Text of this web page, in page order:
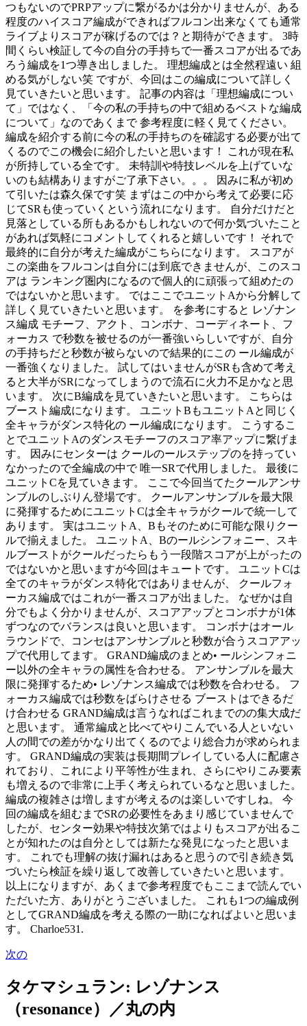
つもないのでPRPアップに繋がるかは分かりませんが、ある
程度のハイスコア編成ができればフルコン出来なくても通常
ライブよりスコアが稼げるのでは？と期待ができます。 3時
間くらい検証して今の自分の手持ちで一番スコアが出るであ
ろう編成を1つ導き出しました。 理想編成とは全然程遠い 組
める気がしない笑 ですが、今回はこの編成について詳しく
見ていきたいと思います。 記事の内容は「理想編成につい
て」ではなく、「今の私の手持ちの中で組めるベストな編成
について」なのであくまで 参考程度に軽く見てください。
編成を紹介する前に今の私の手持ちのを確認する必要が出て
くるのでこの機会に紹介したいと思います！ これが現在私
が所持している全です。 未特訓や特技レベルを上げていな
いのも結構ありますがご了承下さい。。。 因みに私が初め
て引いたは森久保です笑 まずはこの中から考えて必要に応
じてSRも使っていくという流れになります。 自分だけだと
見落としている所もあるかもしれないので何か気づいたこと
があれば気軽にコメントしてくれると嬉しいです！ それで
最終的に自分が考えた編成がこちらになります。 スコアが
この楽曲をフルコンは自分には到底できませんが、このスコ
アは ランキング圏内になるので個人的に頑張って組めたの
ではないかと思います。 ではここでユニットAから分解して
詳しく見ていきたいと思います。 を参考にすると レゾナン
ス編成 モチーフ、アクト、コンボナ、コーディネート、フ
ォーカス で秒数を被せるのが一番強いらしいですが、自分
の手持ちだと秒数が被らないので結果的にこの ール編成が
一番強くなりました。 試してはいませんがSRも含めて考え
ると大半がSRになってしまうので流石に火力不足かなと思
います。 次にB編成を見ていきたいと思います。 こちらは
ブースト編成になります。 ユニットBもユニットAと同じく
全キャラがダンス特化の ール編成になります。 こうするこ
とでユニットAのダンスモチーフのスコア率アップに繋げま
す。 因みにセンターは クールのールステップのを持ってい
なかったので全編成の中で 唯一SRで代用しました。 最後に
ユニットCを見ていきます。 ここで今回当てたクールアンサ
ンブルのしぶりん登場です。 クールアンサンブルを最大限
に発揮するためにユニットCは全キャラがクールで統一して
あります。 実はユニットA、Bもそのために可能な限りクー
ルで揃えました。 ユニットA、Bのールシンフォニー、スキ
ルブーストがクールだったらもう一段階スコアが上がったの
ではないかと思いますが今回はキュートです。 ユニットCは
全てのキャラがダンス特化ではありませんが、 クールフォ
ーカス編成ではこれが一番スコアが出ました。 なぜかは自
分でもよく分かりませんが、スコアアップとコンボナが1体
ずつなのでバランスは良いと思います。 コンボナはオール
ラウンドで、コンセはアンサンブルと秒数が合うスコアアッ
プで代用してます。 GRAND編成のまとめ• ールシンフォニ
ー以外の全キャラの属性を合わせる。 アンサンブルを最大
限に発揮するため• レゾナンス編成では秒数を合わせる。 フ
ォーカス編成では秒数をばらけさせる ブーストはできるだ
け合わせる GRAND編成は言うなればこれまでのの集大成だ
と思います。 通常編成と比べてやりこんでいる人といない
人の間での差がかなり出てくるのでより総合力が求められま
す。 GRAND編成の実装は長期間プレイしている人に配慮さ
れており、これにより平等性が生まれ、さらにやりこみ要素
も増えるので非常に上手く考えられているなと思いました。
編成の複雑さは増しますが考えるのは楽しいですしね。 今
回の編成を組むまでSRの必要性をあまり感じていませんで
したが、センター効果や特技次第ではよりもスコアが出るこ
とが知れたのは自分としては新たな発見になったと思いま
す。 これでも理解の抜け漏れはあると思うので引き続き気
づいたら検証を繰り返して改善していきたいと思います。
以上になりますが、あくまで参考程度でもここまで読んでい
ただいた方、ありがとうございました。 これも1つの編成例
としてGRAND編成を考える際の一助になればよいと思いま
す。 Charloe531.
次の
タケマシュラン: レゾナンス
（resonance）／丸の内